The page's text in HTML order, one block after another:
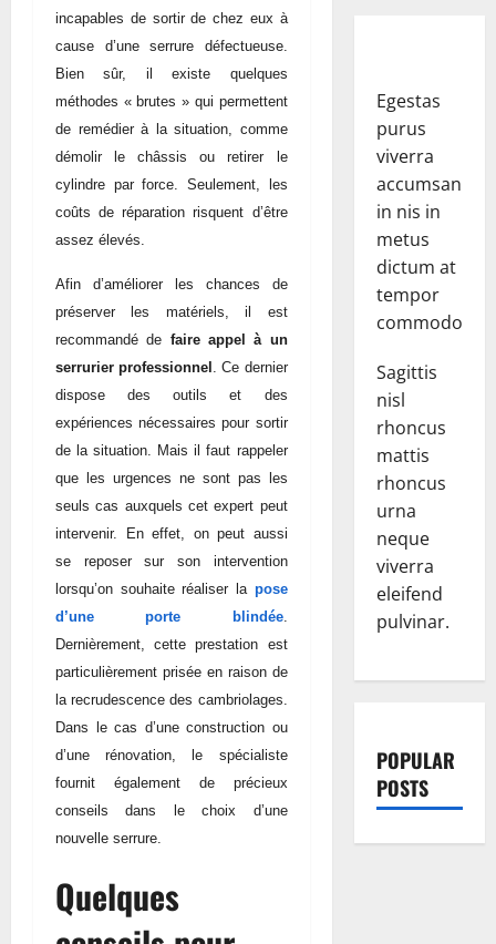
incapables de sortir de chez eux à
cause d’une serrure défectueuse.
Bien sûr, il existe quelques
méthodes « brutes » qui permettent
de remédier à la situation, comme
démolir le châssis ou retirer le
cylindre par force. Seulement, les
coûts de réparation risquent d’être
assez élevés.
Afin d’améliorer les chances de
préserver les matériels, il est
recommandé de faire appel à un
serrurier professionnel . Ce dernier
dispose des outils et des
expériences nécessaires pour sortir
de la situation. Mais il faut rappeler
que les urgences ne sont pas les
seuls cas auxquels cet expert peut
intervenir. En effet, on peut aussi
se reposer sur son intervention
lorsqu’on souhaite réaliser la pose
d’une porte blindée.
Dernièrement, cette prestation est
particulièrement prisée en raison de
la recrudescence des cambriolages.
Dans le cas d’une construction ou
d’une rénovation, le spécialiste
fournit également de précieux
conseils dans le choix d’une
nouvelle serrure.
Quelques
Egestas
purus
viverra
accumsan
in nis in
metus
dictum at
tempor
commodo.
Sagittis
nisl
rhoncus
mattis
rhoncus
urna
neque
viverra
eleifend
pulvinar.
POPULAR
POSTS